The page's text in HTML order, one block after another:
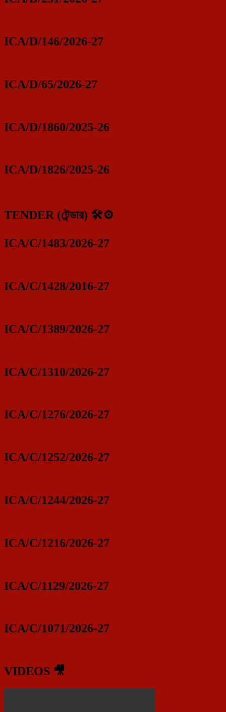
ICA/D/146/2026-27
ICA/D/65/2026-27
ICA/D/1860/2025-26
ICA/D/1826/2025-26
TENDER (টেন্ডার) 🛠️⚙️
ICA/C/1483/2026-27
ICA/C/1428/2016-27
ICA/C/1389/2026-27
ICA/C/1310/2026-27
ICA/C/1276/2026-27
ICA/C/1252/2026-27
ICA/C/1244/2026-27
ICA/C/1216/2026-27
ICA/C/1129/2026-27
ICA/C/1071/2026-27
VIDEOS 🎥